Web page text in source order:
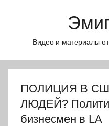
Видео и материалы
ПОЛИЦИЯ В
ЛЮДЕЙ?
бизнесмен в LA